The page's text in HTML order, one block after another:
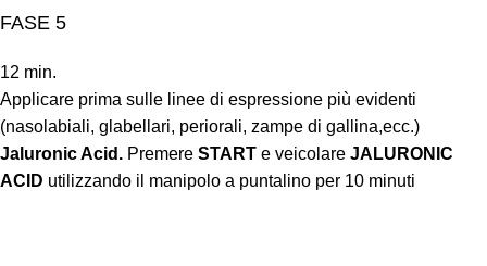
FASE 5
12 min.
Applicare prima sulle linee di espressione più evidenti
(nasolabiali, glabellari, periorali, zampe di gallina,ecc.)
Jaluronic Acid. Premere START e veicolare JALURONIC
ACID utilizzando il manipolo a puntalino per 10 minuti